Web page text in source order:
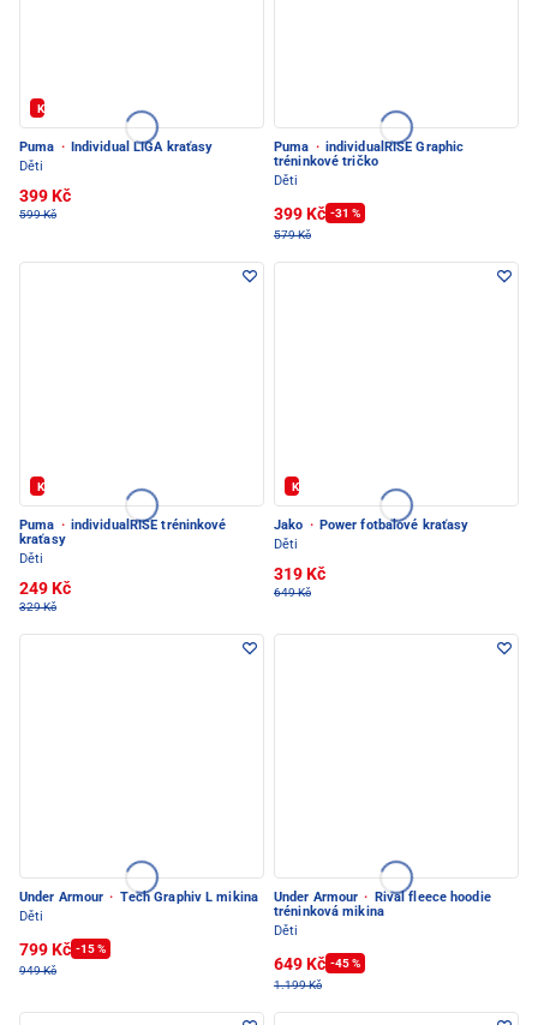
Kód: FOTBAL20
Puma ·
Individual LIGA kraťasy
Děti
399 Kč
599 Kč
Puma · individualRISE Graphic
tréninkové tričko
Děti
399 Kč -31 %
579 Kč
Kód: FOTBAL20
Puma · individualRISE tréninkové
kraťasy
Děti
249 Kč
329 Kč
Kód: FOTBAL20
Jako · Power fotbalové kraťasy
Děti
319 Kč
649 Kč
Under Armour · Tech Graphiv L mikina
Děti
799 Kč -15 %
949 Kč
Under Armour ·
Rival fleece hoodie
tréninková mikina
Děti
649 Kč -45 %
1.199 Kč